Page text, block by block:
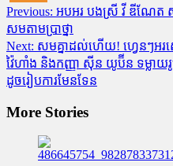
Post
navigation
Previous: អបអរ បងស្រី វី ឌីណែត ស
សមតាមប្រាថ្នា
Next: សមគ្នាដល់ហើយ! ហ្វេនៗអរស្
វ៉ៃហាំង និងកញ្ញា ស៊ីន យូប៊ីន ទម្លាយរូ
ដូចរៀបការមែនទែន
More Stories